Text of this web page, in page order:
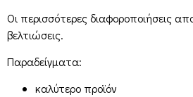
Οι περισσότερες διαφοροποιήσεις
βελτιώσεις.
Παραδείγματα:
καλύτερο προϊόν